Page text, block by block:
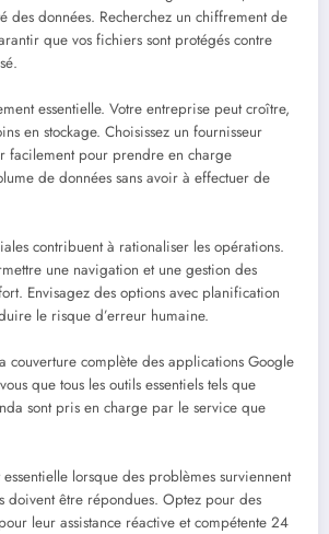
des données. Recherchez un chiffrement de
que vos fichiers sont protégés contre
essentielle. Votre entreprise peut croître,
en stockage. Choisissez un fournisseur
facilement pour prendre en charge
de données sans avoir à effectuer de
contribuent à rationaliser les opérations.
une navigation et une gestion des
Envisagez des options avec planification
le risque d’erreur humaine.
couverture complète des applications Google
que tous les outils essentiels tels que
sont pris en charge par le service que
essentielle lorsque des problèmes surviennent
doivent être répondues. Optez pour des
leur assistance réactive et compétente 24